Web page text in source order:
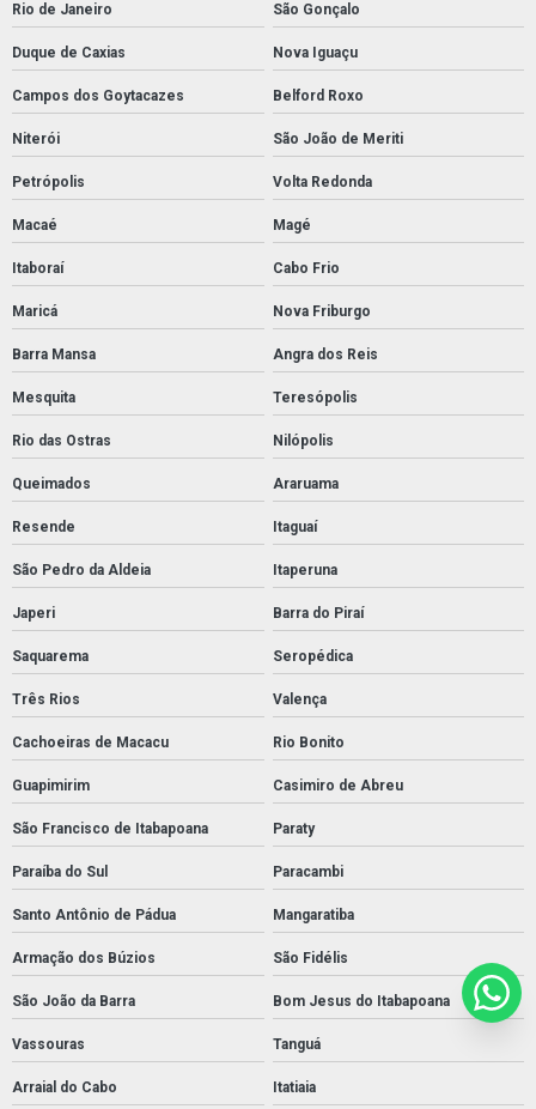
Rio de Janeiro São Gonçalo
Duque de Caxias Nova Iguaçu
Campos dos Goytacazes Belford Roxo
Niterói São João de Meriti
Petrópolis Volta Redonda
Macaé Magé
Itaboraí Cabo Frio
Maricá Nova Friburgo
Barra Mansa Angra dos Reis
Mesquita Teresópolis
Rio das Ostras Nilópolis
Queimados Araruama
Resende Itaguaí
São Pedro da Aldeia Itaperuna
Japeri Barra do Piraí
Saquarema Seropédica
Três Rios Valença
Cachoeiras de Macacu Rio Bonito
Guapimirim Casimiro de Abreu
São Francisco de Itabapoana Paraty
Paraíba do Sul Paracambi
Santo Antônio de Pádua Mangaratiba
Armação dos Búzios São Fidélis
São João da Barra Bom Jesus do Itabapoana
Vassouras Tanguá
Arraial do Cabo Itatiaia